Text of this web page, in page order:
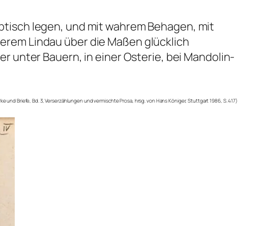
legen, und mit wahrem Behagen, mit
Lindau über die Maßen glücklich
unter Bauern, in einer Osterie, bei Mandolin-
und Briefe, Bd. 3, Verserzählungen und vermischte Prosa, hrsg. von Hans Königer, Stuttgart 1986, S. 417)